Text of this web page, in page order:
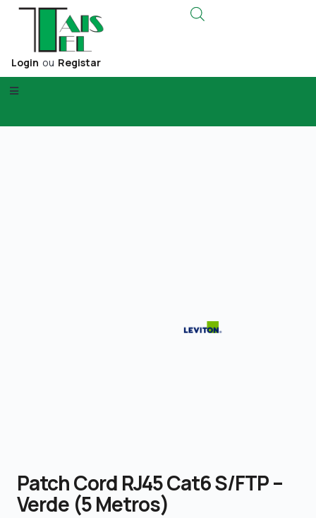
Login ou Registar
Patch Cord RJ45 Cat6 S/FTP –
Verde (5 Metros)